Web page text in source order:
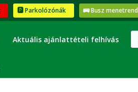
🅿️ Parkolózónák 🚌 Busz menetrend
Aktuális ajánlattételi felhívás